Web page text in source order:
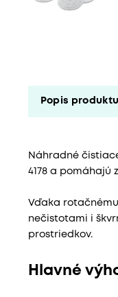
Popis produktu
Náhradné
4178 a
Vďaka
nečistotami i
prostriedkov.
Hlavné